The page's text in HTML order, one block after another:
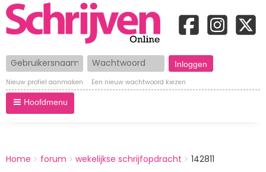
Gebruikersnaam Wachtwoord
Nieuw profiel aanmaken Een nieuw wachtwoord kiezen
Hoofdmenu
BREADCRUMBS
You
Home forum wekelijkse schrijfopdracht 142811